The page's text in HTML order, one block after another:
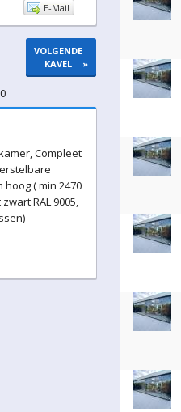
E-Mail
VOLGENDE
KAVEL
»
Compleet
( min 2470
RAL 9005,